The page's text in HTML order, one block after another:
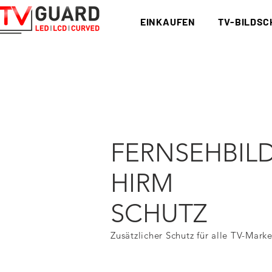
EINKAUFEN TV-
Zusätzlicher Schutz für alle TV-
HIRM
SCHUTZ